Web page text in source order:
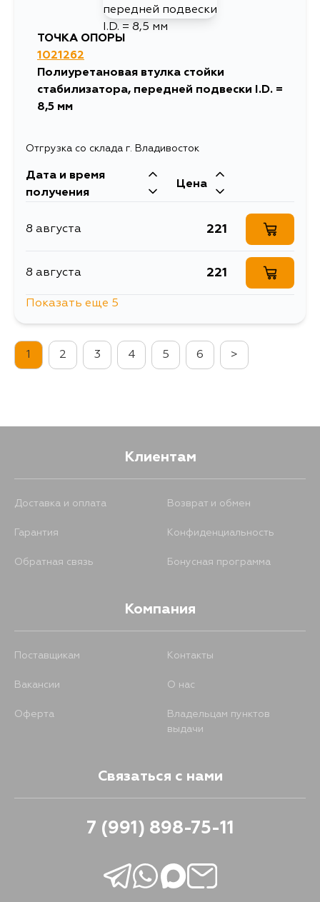
56
ТОЧКА ОПОРЫ
1021262
Полиуретановая втулка стойки
стабилизатора, передней подвески I.D. =
8,5 мм
Отгрузка со склада г. Владивосток
Дата и время
получения
Цена
8 августа 221
8 августа 221
11 августа 1055
Показать еще 5
1 2 3 4 5 6 >
Клиентам
Доставка и оплата Возврат и обмен
Гарантия Конфиденциальность
Обратная связь Бонусная программа
Компания
Поставщикам Контакты
Вакансии О нас
Оферта
Владельцам пунктов
выдачи
Связаться с нами
7 (991) 898-75-11